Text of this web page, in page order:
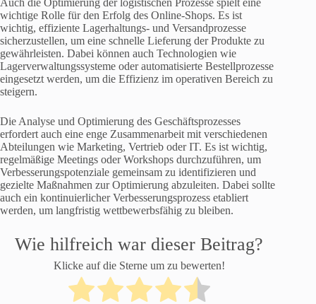
wichtige Rolle für den Erfolg des Online-Shops. Es ist
wichtig, effiziente Lagerhaltungs- und Versandprozesse
sicherzustellen, um eine schnelle Lieferung der Produkte zu
gewährleisten. Dabei können auch Technologien wie
Lagerverwaltungssysteme oder automatisierte Bestellprozesse
eingesetzt werden, um die Effizienz im operativen Bereich zu
steigern.
Die Analyse und Optimierung des Geschäftsprozesses
erfordert auch eine enge Zusammenarbeit mit verschiedenen
Abteilungen wie Marketing, Vertrieb oder IT. Es ist wichtig,
regelmäßige Meetings oder Workshops durchzuführen, um
Verbesserungspotenziale gemeinsam zu identifizieren und
gezielte Maßnahmen zur Optimierung abzuleiten. Dabei sollte
auch ein kontinuierlicher Verbesserungsprozess etabliert
werden, um langfristig wettbewerbsfähig zu bleiben.
Wie hilfreich war dieser Beitrag?
Klicke auf die Sterne um zu bewerten!